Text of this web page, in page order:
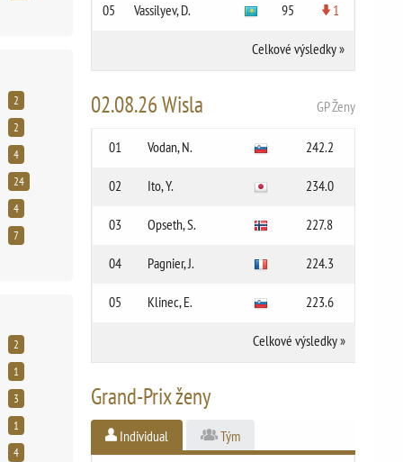
2
2
4
24
4
7
2
1
3
1
4
05 Vassilyev, D. 95 1
Celkové výsledky»
02.08.26 Wisla GP Ženy
01 Vodan, N. 242.2
02 Ito, Y. 234.0
03 Opseth, S. 227.8
04 Pagnier, J. 224.3
05 Klinec, E. 223.6
Celkové výsledky»
Grand-Prix ženy
Individual Tým